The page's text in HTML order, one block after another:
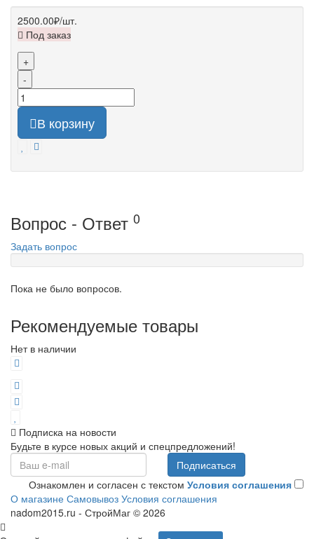
2500.00₽/шт.
Под заказ
+
-
В корзину
Вопрос - Ответ 0
Задать вопрос
Пока не было вопросов.
Рекомендуемые товары
Нет в наличии
Подписка на новости
Будьте в курсе новых акций и спецпредложений!
Подписаться
Ознакомлен и согласен с текстом Условия соглашения
О магазине Самовывоз Условия соглашения
nadom2015.ru - СтройМаг © 2026